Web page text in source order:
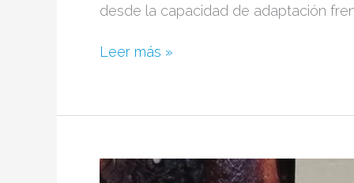
desde la capacidad de adaptación
Leer más »
Industria